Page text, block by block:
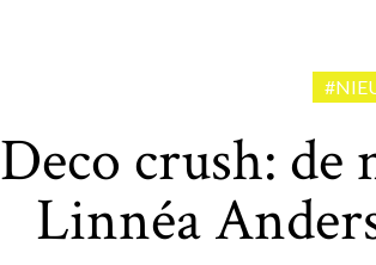
Deco crush: de
Linnéa